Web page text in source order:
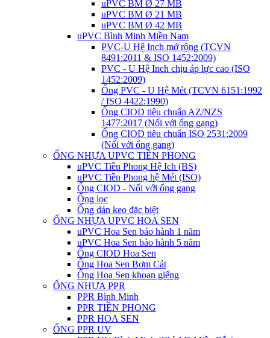
uPVC BM Ø 27 MB
uPVC BM Ø 21 MB
uPVC BM Ø 42 MB
uPVC Bình Minh Miền Nam
PVC-U Hệ Inch mở rộng (TCVN
8491:2011 & ISO 1452:2009)
PVC - U Hệ Inch chịu áp lực cao (ISO
1452:2009)
Ống PVC - U Hệ Mét (TCVN 6151:1992
/ ISO 4422:1990)
Ống CIOD tiêu chuẩn AZ/NZS
1477:2017 (Nối với ống gang)
Ống CIOD tiêu chuẩn ISO 2531:2009
(Nối với ống gang)
ỐNG NHỰA UPVC TIỀN PHONG
uPVC Tiền Phong Hệ Ich (BS)
uPVC Tiền Phong hệ Mét (ISO)
Ống CIOD - Nối với ống gang
Ống lọc
Ống dán keo đặc biệt
ỐNG NHỰA UPVC HOA SEN
uPVC Hoa Sen bảo hành 1 năm
uPVC Hoa Sen bảo hành 5 năm
Ống CIOD Hoa Sen
Ống Hoa Sen Bơm Cát
Ống Hoa Sen khoan giếng
ỐNG NHỰA PPR
PPR Bình Minh
PPR TIỀN PHONG
PPR HOA SEN
ỐNG PPR UV